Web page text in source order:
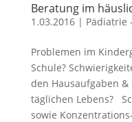
Beratung im
1.03.2016| Pädiatrie
Problemen im
Schule?
den Hausaufgaben
täglichen Lebens?
sowie